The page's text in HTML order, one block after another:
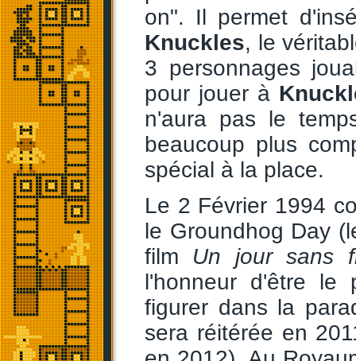
on". Il permet
Knuckles, le
3 personnages
pour jouer à
n'aura pas le
beaucoup plus
spécial à la place.
Le 2 Février 1994
le Groundhog Day
film Un jour sans
l'honneur d'être le
figurer dans la
sera réitérée en